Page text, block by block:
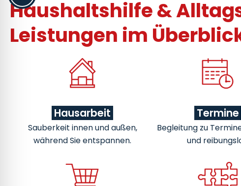
Haushaltshilfe &
Leistungen im
Hausarbeit
Sauberkeit innen und außen,
während Sie entspannen.
Termine
Begleitung zu
und